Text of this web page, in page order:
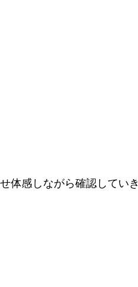
体感しながら確認していき